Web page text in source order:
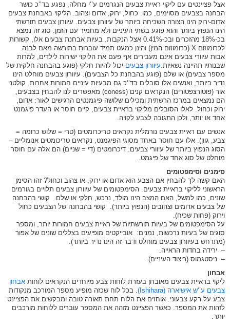
אצל פציינטים עם ליקוי ראיית צבעים הנגרמים ע’‘י מחלה, נפגע בד’‘כ כושר
הבחנה בצבעים מסוימים, כמו: כחול, ירוק, אדום וצהוב. הליקוי באבחנת צבעים
אדום-ירוק הינו הצורה השכיחה ביותר של עיוורון צבעים. עיוורון צבעים תורשתי
הינו הנפוץ ביותר והוא פוגע בשתי העיניים ולא מחמיר עם הזמן. סוג זה נמצא
בכ-18% מהזכרים ובכ-0.41% אצל הנקבות. בעיות אבחנת צבעים אלו, קשורות
לכרומוזום X (כרומוזום המין) והינן כמעט תמיד עוברות בתורשה מאם לבנה.
אבות עיוורי צבעים אינם מעבירים אף פעם את הליקוי ישירות לילדים, למרות
שבנותיו תהיינה נשאיות. עיוורון צבעים יכול להיות חלקי (פוגע בהבחנה חלקית של
מספר צבעים) או שלם (פוגע בהבחנת כל הצבעים). עיוורון צבעים מוחלט הינו
נדיר ביותר, ואנשים אלו סובלים בד’‘כ גם מבעיות עיניים חמורות אחרות. קולטני
אור (פוטורצפטורים) הנקראים קנים (coness) מאפשרים לנו להבחין בצבעים,
הם נמצאים במרכז הרשתית ומכילים שלושה פיגמנטים הרגישים לאור: אדום,
ירוק וכחול. לאלו הסובלים מליקוי בראיית צבעים, קיים חוסר או העדר פיגמנט
אחד או יותר, ולכן התגובה לצבע לקויה.
אנשים עם ראיית צבעים נורמלית נקראים טריכרומטים (טרי = שלוש כרומה =
צבע, גוון). אלו עם חוסר באחד מסוגי הפיגמנט, נקראים טריכומטים אנומליים –
הסוג הנפוץ ביותר של עיוורי צבעים. דיכרומטים (די = שניים) הם אלה עם חוסר
מוחלט של סוג אחד של פיגמט.
סימנים וסימפטומים
האם קשה לך להבחין אם הצבע הוא אדום או ירוק, או צהוב וכחול? זהו הסימן
הראשוני לליקוי בראיית צבעים. הסימפטומים של עיוורון צבעים תלויים בגורמים
שונים, כמו למשל, האם המצב הינו מולד, נרכש, חלקי או שלם. קושי בהבחנה
של צבעים אדומים וצהובים (הנפוץ ביותר). קושי בהבחנה של הצבעים כחול
וירוק (פחות שכיח).
על הסימפטומים של בעיות תורשתיות של ראיית צבעים חמורות יותר, ומספר
סוגים של בעיות נרכשות, נמנים: אובייקטים מופיעים בצללים שונים של אפור
(מתרחש בעיוורון צבעים מוחלט ודבר זה הינו נדיר ביותר).
– ירידה בחדות הראייה.
– ניסטגמוס (ריצוד העיניים).
אבחון
ליקוי בראיית צבעים מאובחן בעזרת לוחות צבע מיוחדים הנקראים לוחות אבחון
צבעים ע’‘ש אישיארה (Ishihara)
. בכל לוח שכזה מופיע מספר המורכב מנקודות
צבע על רקע צבעוני. אוחזים את הלוח תחת תאורה טובה ומבקשים את הפציינט
לזהות את המספר. כאשר הפציינט מזהה את המספר עוברים ללוחות מורכבים
יותר.